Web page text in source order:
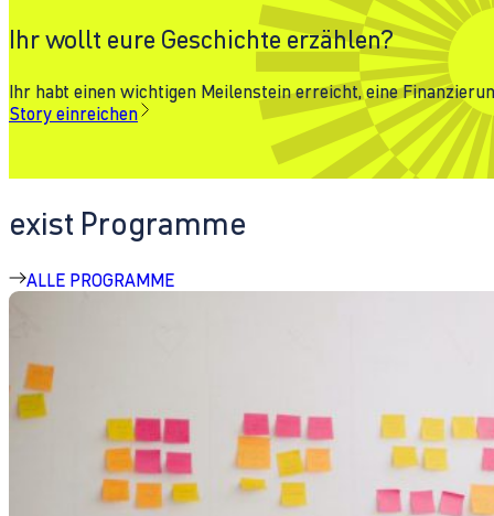
Ihr wollt eure Geschichte erzählen?
Ihr habt einen wichtigen Meilenstein erreicht, eine
Story einreichen
exist Programme
ALLE PROGRAMME